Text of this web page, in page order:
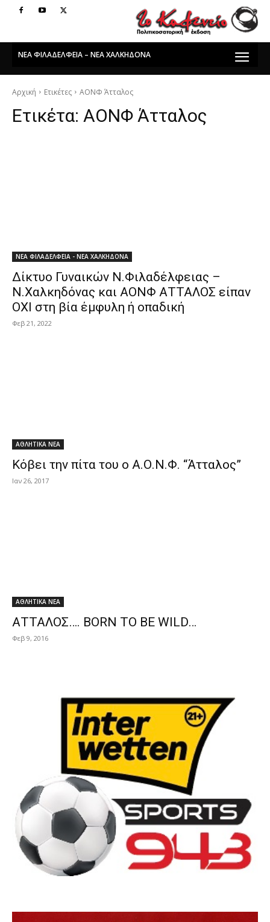
ΝΕΑ ΦΙΛΑΔΕΛΦΕΙΑ – ΝΕΑ ΧΑΛΚΗΔΟΝΑ
Αρχική Ετικέτες ΑΟΝΦ Άτταλος
Ετικέτα: ΑΟΝΦ Άτταλος
ΝΕΑ ΦΙΛΑΔΕΛΦΕΙΑ - ΝΕΑ ΧΑΛΚΗΔΟΝΑ
Δίκτυο Γυναικών Ν.Φιλαδέλφειας –
Ν.Χαλκηδόνας και ΑΟΝΦ ΑΤΤΑΛΟΣ είπαν
ΟΧΙ στη βία έμφυλη ή οπαδική
Φεβ 21, 2022
ΑΘΛΗΤΙΚΑ ΝΕΑ
Κόβει την πίτα του ο Α.Ο.Ν.Φ. “Άτταλος”
Ιαν 26, 2017
ΑΘΛΗΤΙΚΑ ΝΕΑ
ΑΤΤΑΛΟΣ…. BORN TO BE WILD…
Φεβ 9, 2016